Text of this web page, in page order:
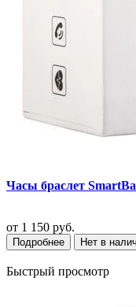
Часы браслет
от 1 150 руб.
Подробнее Нет в
Быстрый просмотр